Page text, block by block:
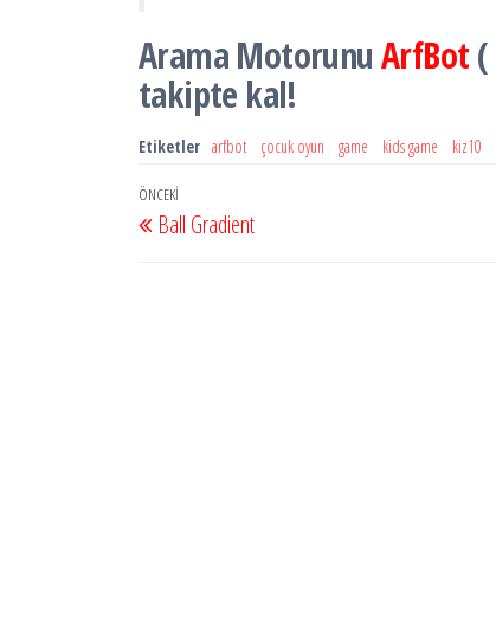
Arama MotorunuArfBot(
takipte kal!
Etiketler arfbot çocuk oyun game kids game kiz10
Yazı
dolaşımı
Önceki
Yazı
ÖNCEKI
Ball Gradient